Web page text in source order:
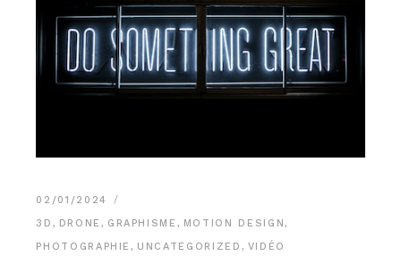
02/01/2024
3D , DRONE , GRAPHISME , MOTION DESIGN,
PHOTOGRAPHIE, UNCATEGORIZED , VIDÉO